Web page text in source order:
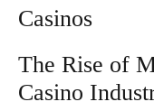
Casinos
The Rise of
Casino